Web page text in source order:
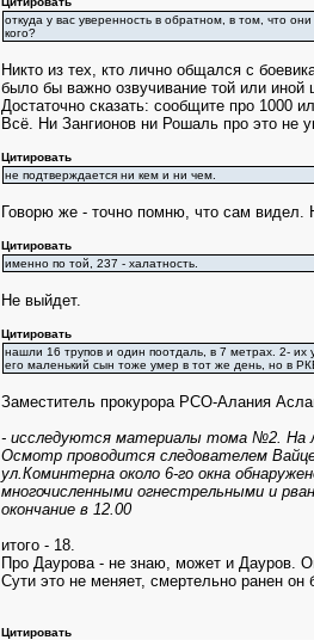
откуда у вас уверенность в обратном, в том, что
кого?
Никто из тех, кто лично общался с
было бы важно озвучивание той или
Достаточно сказать: сообщите про 1000
Всё. Ни Зангионов ни Рошаль про это не
Цитировать
не подтверждается ни кем и ни чем.
Говорю же - точно помню, что сам видел.
Цитировать
именно по той, 237 - халатность.
Не выйдет.
Цитировать
нашли 16 трупов и один поотдаль, в 7 метрах. 2-
его маленький сын тоже умер в тот же день, но в
Заместитель прокурора РСО-Алания
- исследуются материалы тома №2. На
Осмотр проводится следователем
ул.Коминтерна около 6-го окна
многочисленными огнестрельными и
окончание в 12.00
итого - 18.
Про Даурова - не знаю, может и Дауров.
Сути это не меняет, смертельно ранен
Цитировать